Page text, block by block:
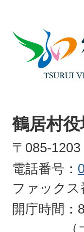
鶴
VILLAGE
HOKKAIDO
鶴居村役
〒085-
電話番号：
ファックス
開庁時間：